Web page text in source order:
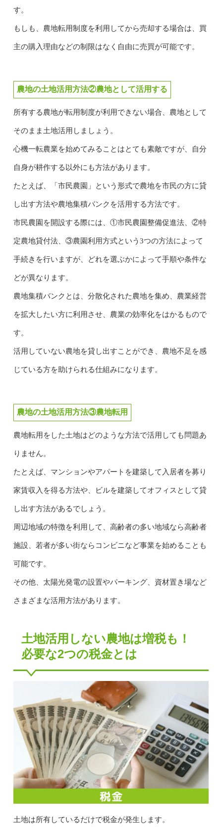
す。
もしも、農地転用制度を利用してから売却する場合は、買
主の購入理由などの制限はなく自由に売買が可能です。
農地の土地活用方法②農地として活用する
所有する農地が転用制度が利用できない場合、農地として
そのまま土地活用しましょう。
心機一転農業を始めてみることはとても素敵ですが、自分
自身が耕作する以外にも方法があります。
たとえば、「市民農園」という形式で農地を市民の方に貸
し出す方法や農地集積バンクを活用する方法です。
市民農園を開設する際には、①市民農園整備促進法、②特
定農地貸付法、③農園利用方式という3つの方法によって
手続きを行いますが、どれを選ぶかによって手順や条件な
どが異なります。
農地集積バンクとは、分散化された農地を集め、農業経営
を拡大したい方に利用させ、農業の効率化をはかるもので
す。
活用していない農地を貸し出すことができ、農地不足を感
じている方を助けられる仕組みになります。
農地の土地活用方法③農地転用
農地転用をした土地はどのような方法で活用しても問題あ
りません。
たとえば、マンションやアパートを建築して入居者を募り
家賃収入を得る方法や、ビルを建築してオフィスとして貸
し出す方法があるでしょう。
周辺地域の特徴を利用して、高齢者の多い地域なら高齢者
施設、若者が多い街ならコンビニなど事業を始めることも
可能です。
その他、太陽光発電の設置やパーキング、資材置き場など
さまざまな活用方法があります。
土地活用しない農地は増税も！
必要な2つの税金とは
土地は所有しているだけで税金が発生します。